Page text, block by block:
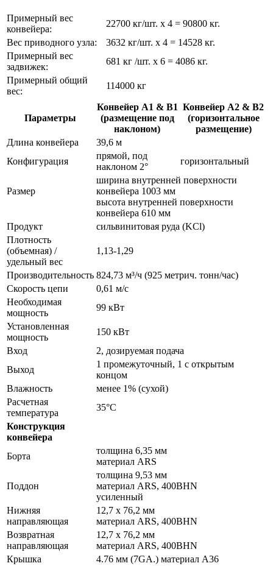
Примерный вес
конвейера:
22700 кг/шт. x 4 = 90800 кг.
Вес приводного узла:
3632 кг/шт. x 4 = 14528 кг.
Примерный вес
задвижек:
681 кг /шт. x 6 = 4086 кг.
Примерный общий
вес:
114000 кг
Параметры
Конвейер A1 & B1
(размещение под
наклоном)
Конвейер A2 & B2
(горизонтальное
размещение)
Длина конвейера
39,6 м
Конфигурация
прямой, под
наклоном 2°
горизонтальный
Размер
ширина внутренней поверхности
конвейера 1003 мм
высота внутренней поверхности
конвейера 610 мм
Продукт
сильвинитовая руда (KCl)
Плотность
(объемная) /
удельный вес
1,13-1,29
Производительность 824,73 м³/ч (925 метрич. тонн/час)
Скорость цепи
0,61 м/с
Необходимая
мощность
99 кВт
Установленная
мощность
150 кВт
Вход
2, дозируемая подача
Выход
1 промежуточный, 1 с открытым
концом
Влажность
менее 1% (сухой)
Расчетная
температура
35°С
Конструкция
конвейера
Борта
толщина 6,35 мм
материал ARS
Поддон
толщина 9,53 мм
материал ARS, 400BHN
усиленный
Нижняя
направляющая
12,7 х 76,2 мм
материал ARS, 400BHN
Возвратная
направляющая
12,7 х 76,2 мм
материал ARS, 400BHN
Крышка
4.76 мм (7GA.) материал A36